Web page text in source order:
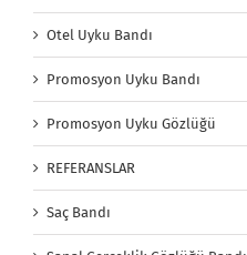
Otel Uyku Bandı
Promosyon Uyku Bandı
Promosyon Uyku Gözlüğü
REFERANSLAR
Saç Bandı